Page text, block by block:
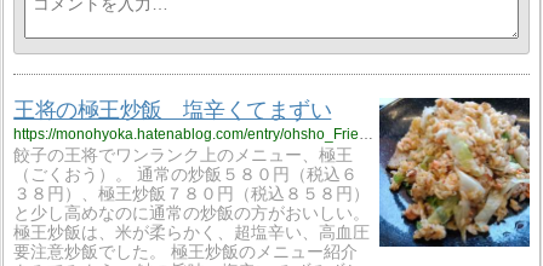
王将の極王炒飯 塩辛くてまずい
餃子の王将でワンランク上のメニュー、極王
（ごくおう）。 通常の炒飯５８０円（税込６
３８円）、極王炒飯７８０円（税込８５８円）
と少し高めなのに通常の炒飯の方がおいしい。
極王炒飯は、米が柔らかく、超塩辛い、高血圧
要注意炒飯でした。 極王炒飯のメニュー紹介